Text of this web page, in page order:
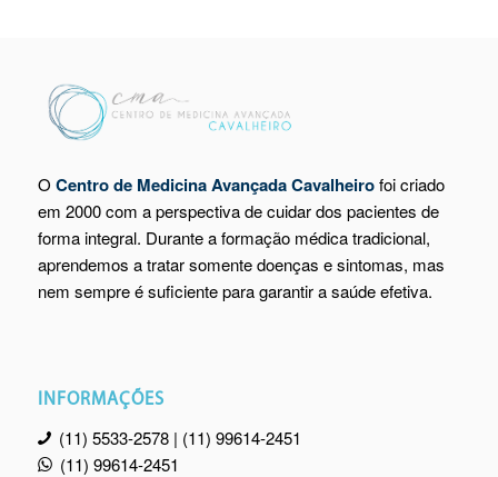
O Centro de Medicina Avançada Cavalheirofoi criado
em 2000 com a perspectiva de cuidar dos pacientes de
forma integral. Durante a formação médica tradicional,
aprendemos a tratar somente doenças e sintomas, mas
nem sempre é suficiente para garantir a saúde efetiva.
INFORMAÇÕES
(11) 5533-2578 | (11) 99614-2451
(11) 99614-2451